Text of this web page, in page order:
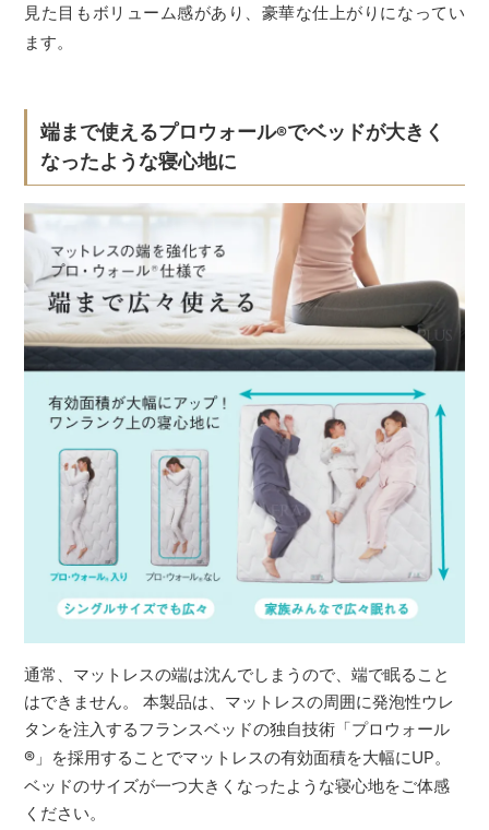
見た目もボリューム感があり、豪華な仕上がりになってい
ます。
端まで使えるプロウォール®でベッドが大きく
なったような寝心地に
通常、マットレスの端は沈んでしまうので、端で眠ること
はできません。 本製品は、マットレスの周囲に発泡性ウレ
タンを注入するフランスベッドの独自技術「プロウォール
® 」を採用することでマットレスの有効面積を大幅にUP。
ベッドのサイズが一つ大きくなったような寝心地をご体感
ください。